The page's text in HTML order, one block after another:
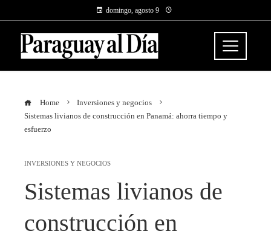
domingo, agosto 9
Home
Inversiones y negocios
Sistemas livianos de construcción en Panamá: ahorra tiempo y
esfuerzo
INVERSIONES Y NEGOCIOS
Sistemas livianos de
construcción en